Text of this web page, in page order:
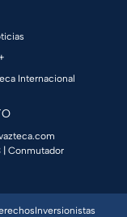
Internacional
| Conmutador
Inversionistas